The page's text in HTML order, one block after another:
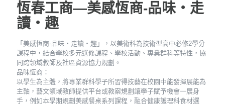
恆春工商—美感恆商-品味‧走
讀‧趣
「美感恆商-品味‧走讀‧趣」，以美術科為技術型高中必修2學分
課程中，結合學校多元選修課程、學校活動、專業群科等特性，協
同跨領域教師及社區資源協力規劃。
品味恆商：
以學生為主體，將專業群科學子所習得技藝在校園中能發揮展能為
主軸，藝文領域教師提供平台或教案規劃讓學子賦予機會一展身
手，例如本學期規劃美感餐桌系列課程，融合健康護理科食材選